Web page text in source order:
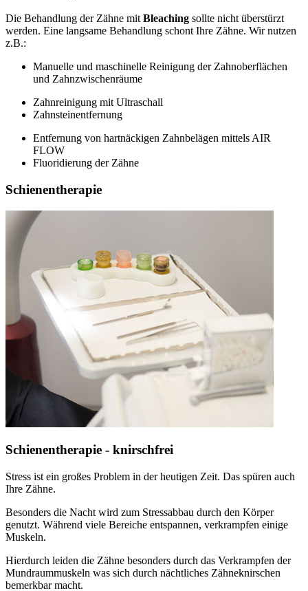
Die Behandlung der Zähne mit Bleaching sollte nicht überstürzt
werden. Eine langsame Behandlung schont Ihre Zähne. Wir nutzen
z.B.:
Manuelle und maschinelle Reinigung der Zahnoberflächen
und Zahnzwischenräume
Zahnreinigung mit Ultraschall
Zahnsteinentfernung
Entfernung von hartnäckigen Zahnbelägen mittels AIR
FLOW
Fluoridierung der Zähne
Schienentherapie
Schienentherapie - knirschfrei
Stress ist ein großes Problem in der heutigen Zeit. Das spüren auch
Ihre Zähne.
Besonders die Nacht wird zum Stressabbau durch den Körper
genutzt. Während viele Bereiche entspannen, verkrampfen einige
Muskeln.
Hierdurch leiden die Zähne besonders durch das Verkrampfen der
Mundraummuskeln was sich durch nächtliches Zähneknirschen
bemerkbar macht.